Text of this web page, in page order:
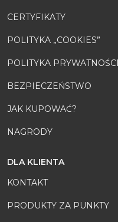
CERTYFIKATY
POLITYKA „COOKIES”
POLITYKA PRYWATNOŚCI
BEZPIECZEŃSTWO
JAK KUPOWAĆ?
NAGRODY
DLA KLIENTA
KONTAKT
PRODUKTY ZA PUNKTY